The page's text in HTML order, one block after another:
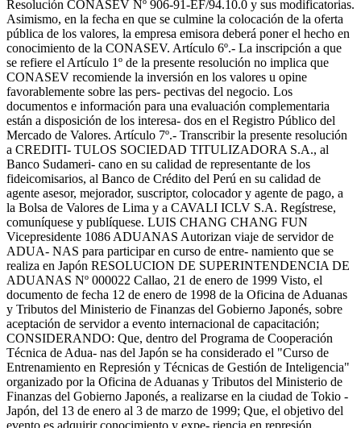
Resolución CONASEV Nº 906-91-EF/94.10.0 y sus modificatorias.
Asimismo, en la fecha en que se culmine la colocación de la oferta
pública de los valores, la empresa emisora deberá poner el hecho en
conocimiento de la CONASEV. Artículo 6º.- La inscripción a que
se refiere el Artículo 1º de la presente resolución no implica que
CONASEV recomiende la inversión en los valores u opine
favorablemente sobre las pers- pectivas del negocio. Los
documentos e información para una evaluación complementaria
están a disposición de los interesa- dos en el Registro Público del
Mercado de Valores. Artículo 7º.- Transcribir la presente resolución
a CREDITI- TULOS SOCIEDAD TITULIZADORA S.A., al
Banco Sudameri- cano en su calidad de representante de los
fideicomisarios, al Banco de Crédito del Perú en su calidad de
agente asesor, mejorador, suscriptor, colocador y agente de pago, a
la Bolsa de Valores de Lima y a CAVALI ICLV S.A. Regístrese,
comuníquese y publíquese. LUIS CHANG CHANG FUN
Vicepresidente 1086 ADUANAS Autorizan viaje de servidor de
ADUA- NAS para participar en curso de entre- namiento que se
realiza en Japón RESOLUCION DE SUPERINTENDENCIA DE
ADUANAS Nº 000022 Callao, 21 de enero de 1999 Visto, el
documento de fecha 12 de enero de 1998 de la Oficina de Aduanas
y Tributos del Ministerio de Finanzas del Gobierno Japonés, sobre
aceptación de servidor a evento internacional de capacitación;
CONSIDERANDO: Que, dentro del Programa de Cooperación
Técnica de Adua- nas del Japón se ha considerado el "Curso de
Entrenamiento en Represión y Técnicas de Gestión de Inteligencia"
organizado por la Oficina de Aduanas y Tributos del Ministerio de
Finanzas del Gobierno Japonés, a realizarse en la ciudad de Tokio -
Japón, del 13 de enero al 3 de marzo de 1999; Que, el objetivo del